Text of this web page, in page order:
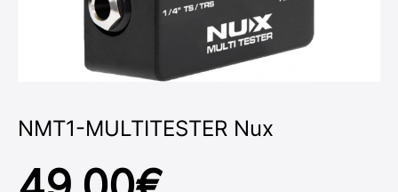
NMT1-MULTITESTER Nux